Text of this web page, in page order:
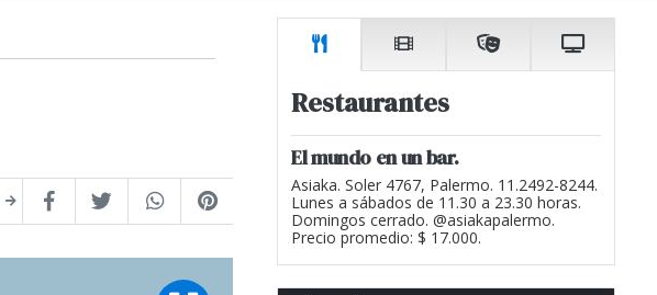
Restaurantes
El mundo en un bar.
Asiaka. Soler 4767, Palermo. 11.2492-8244.
Lunes a sábados de 11.30 a 23.30 horas.
Domingos cerrado. @asiakapalermo.
Precio promedio: $ 17.000.